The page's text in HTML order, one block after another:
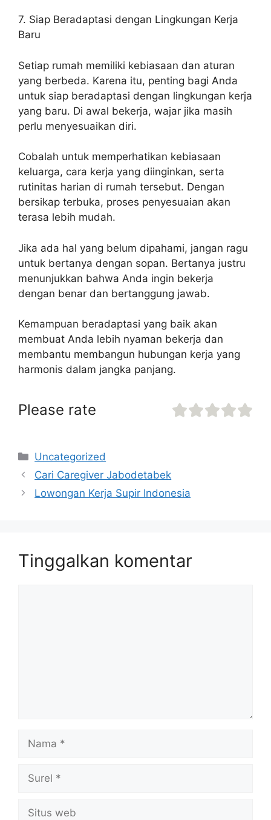
7. Siap Beradaptasi dengan Lingkungan Kerja
Baru
Setiap rumah memiliki kebiasaan dan aturan
yang berbeda. Karena itu, penting bagi Anda
untuk siap beradaptasi dengan lingkungan kerja
yang baru. Di awal bekerja, wajar jika masih
perlu menyesuaikan diri.
Cobalah untuk memperhatikan kebiasaan
keluarga, cara kerja yang diinginkan, serta
rutinitas harian di rumah tersebut. Dengan
bersikap terbuka, proses penyesuaian akan
terasa lebih mudah.
Jika ada hal yang belum dipahami, jangan ragu
untuk bertanya dengan sopan. Bertanya justru
menunjukkan bahwa Anda ingin bekerja
dengan benar dan bertanggung jawab.
Kemampuan beradaptasi yang baik akan
membuat Anda lebih nyaman bekerja dan
membantu membangun hubungan kerja yang
harmonis dalam jangka panjang.
Please rate
Uncategorized
Cari Caregiver Jabodetabek
Lowongan Kerja Supir Indonesia
Tinggalkan komentar